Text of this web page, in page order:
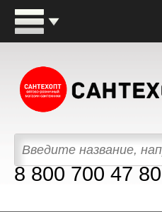
8 800 700 47 80